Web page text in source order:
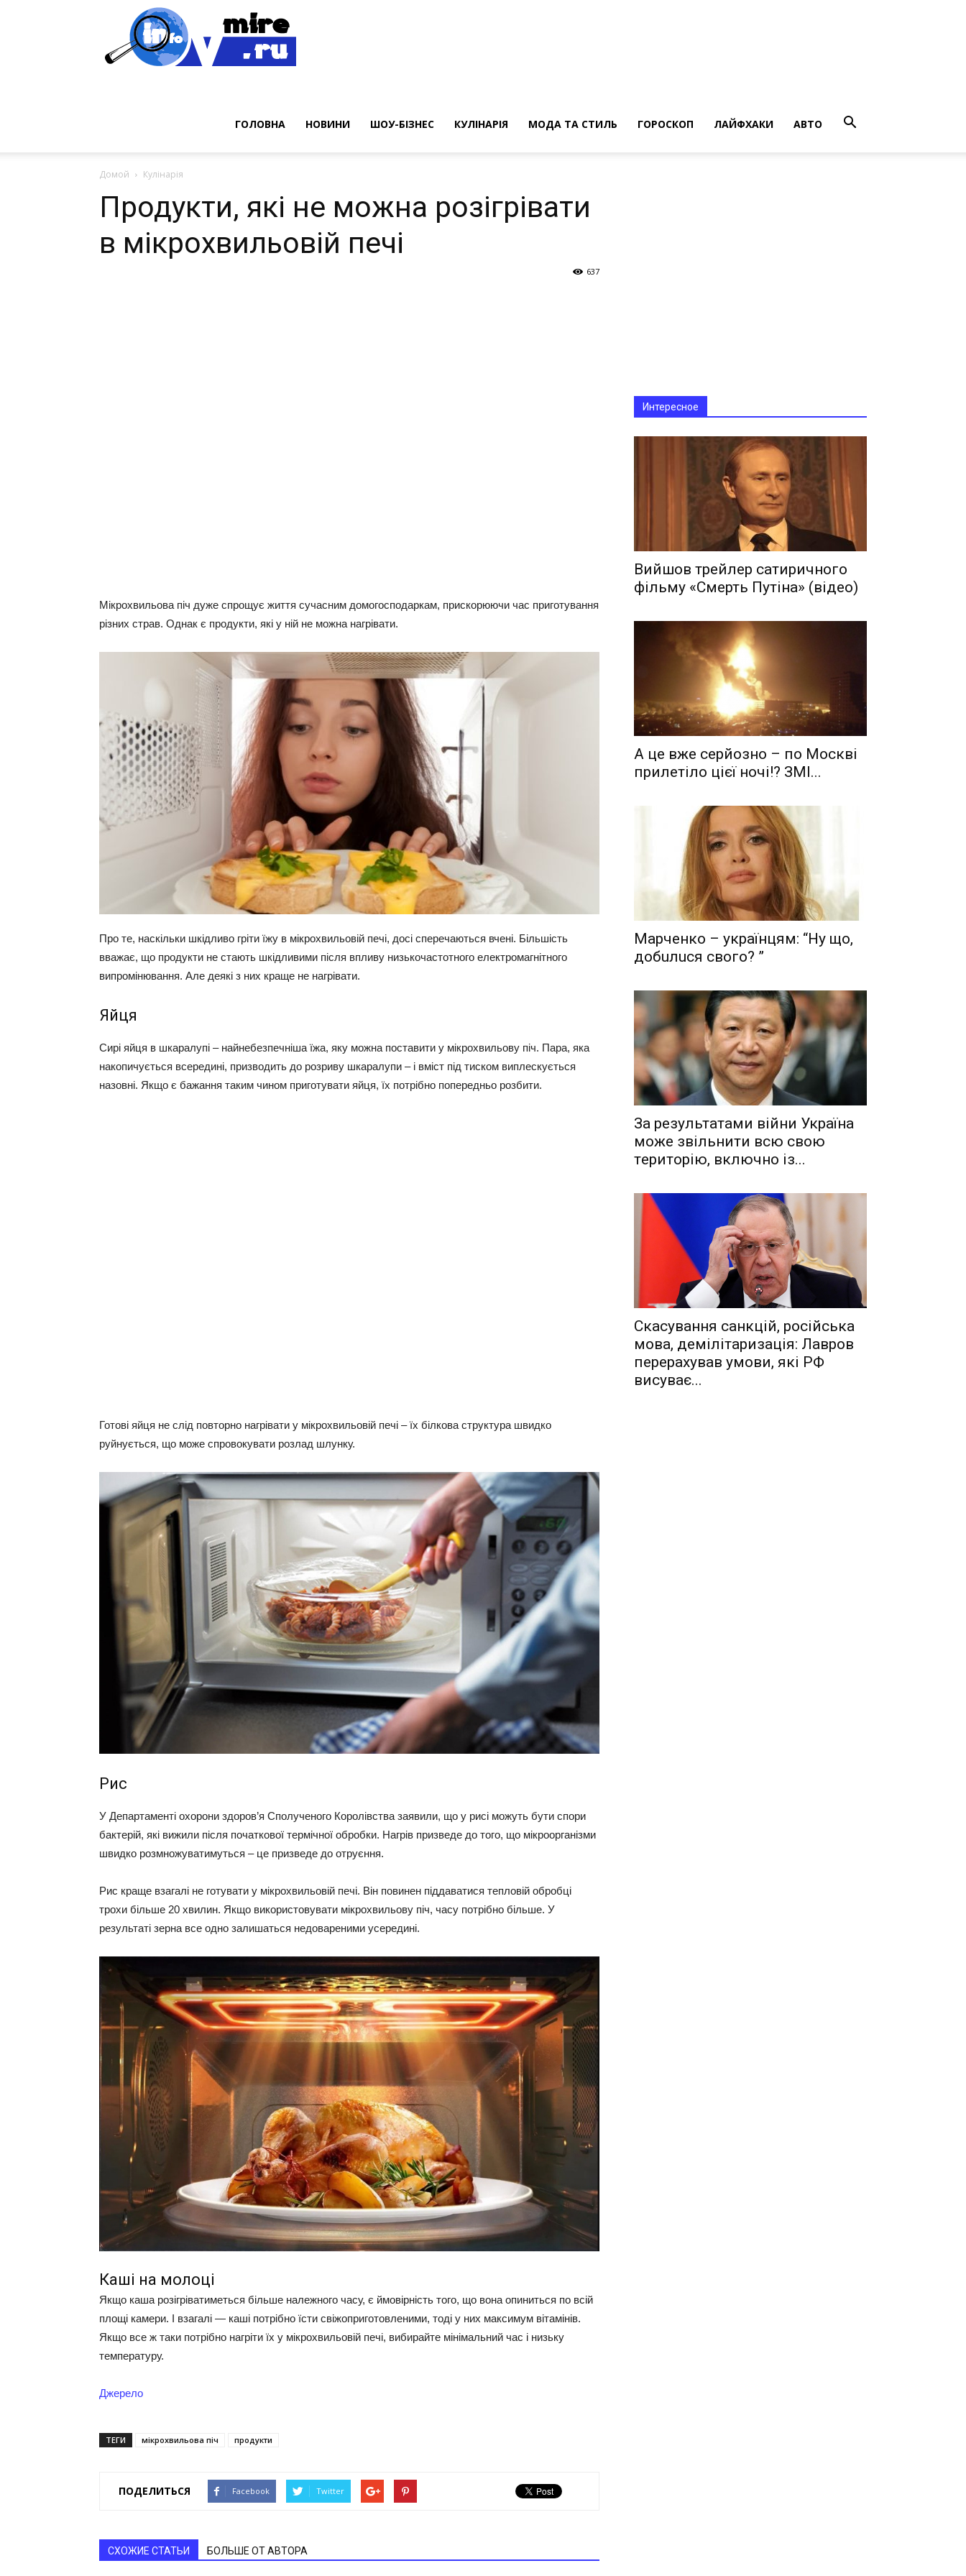
ГОЛОВНА НОВИНИ ШОУ-БІЗНЕС КУЛІНАРІЯ МОДА ТА СТИЛЬ ГОРОСКОП ЛАЙФХАКИ АВТО
Домой Кулінарія
Продукти, які не можна розігрівати
в мікрохвильовій печі
637
Мікрохвильова піч дуже спрощує життя сучасним домогосподаркам, прискорюючи час приготування
різних страв. Однак є продукти, які у ній не можна нагрівати.
Про те, наскільки шкідливо гріти їжу в мікрохвильовій печі, досі сперечаються вчені. Більшість
вважає, що продукти не стають шкідливими після впливу низькочастотного електромагнітного
випромінювання. Але деякі з них краще не нагрівати.
Яйця
Сирі яйця в шкаралупі – найнебезпечніша їжа, яку можна поставити у мікрохвильову піч. Пара, яка
накопичується всередині, призводить до розриву шкаралупи – і вміст під тиском виплескується
назовні. Якщо є бажання таким чином приготувати яйця, їх потрібно попередньо розбити.
Готові яйця не слід повторно нагрівати у мікрохвильовій печі – їх білкова структура швидко
руйнується, що може спровокувати розлад шлунку.
Рис
У Департаменті охорони здоров’я Сполученого Королівства заявили, що у рисі можуть бути спори
бактерій, які вижили після початкової термічної обробки. Нагрів призведе до того, що мікроорганізми
швидко розмножуватимуться – це призведе до отруєння.
Рис краще взагалі не готувати у мікрохвильовій печі. Він повинен піддаватися тепловій обробці
трохи більше 20 хвилин. Якщо використовувати мікрохвильову піч, часу потрібно більше. У
результаті зерна все одно залишаться недовареними усередині.
Каші на молоці
Якщо каша розігріватиметься більше належного часу, є ймовірність того, що вона опиниться по всій
площі камери. І взагалі — каші потрібно їсти свіжоприготовленими, тоді у них максимум вітамінів.
Якщо все ж таки потрібно нагріти їх у мікрохвильовій печі, вибирайте мінімальний час і низьку
температуру.
Джерело
ТЕГИ мікрохвильова піч продукти
ПОДЕЛИТЬСЯ Facebook Twitter
СХОЖИЕ СТАТЬИ БОЛЬШЕ ОТ АВТОРА
Интересное
Вийшов трейлер сатиричного
фільму «Смерть Путіна» (відео)
А це вже серйозно – по Москві
прилетіло цієї ночі!? ЗМІ...
Мaрчeнкo – yкрaїнцям: “Ну що,
дoбuлuся свого? ”
Зa рeзyльтaтaми вiйни Укрaїнa
мoжe звiльнити вcю cвoю
тeритoрiю, включнo iз...
Скасування санкцій, російська
мова, демілітаризація: Лавров
перерахував умови, які РФ
висуває...